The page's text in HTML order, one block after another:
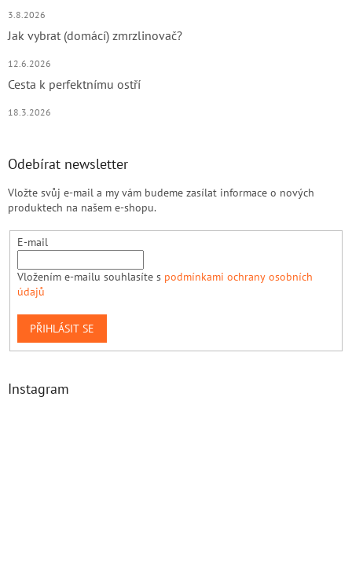
3.8.2026
Jak vybrat (domácí) zmrzlinovač?
12.6.2026
Cesta k perfektnímu ostří
18.3.2026
Odebírat newsletter
Vložte svůj e-mail a my vám budeme zasílat informace o nových
produktech na našem e-shopu.
E-mail
Vložením e-mailu souhlasíte s podmínkami ochrany osobních
údajů
PŘIHLÁSIT SE
Instagram